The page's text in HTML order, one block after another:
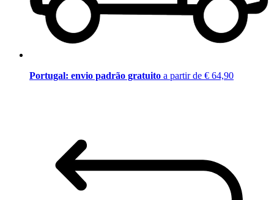
Portugal: envio padrão gratuito a partir de € 64,90